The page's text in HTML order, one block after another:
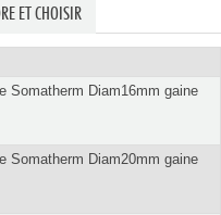
ET CHOISIR
Somatherm Diam16mm gaine
Somatherm Diam20mm gaine